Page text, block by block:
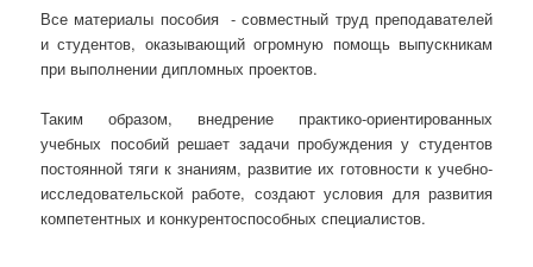
Все материалы пособия - совместный труд преподавателей
и студентов, оказывающий огромную помощь выпускникам
при выполнении дипломных проектов.
Таким образом, внедрение практико-ориентированных
учебных пособий решает задачи пробуждения у студентов
постоянной тяги к знаниям, развитие их готовности к учебно-
исследовательской работе, создают условия для развития
компетентных и конкурентоспособных специалистов.